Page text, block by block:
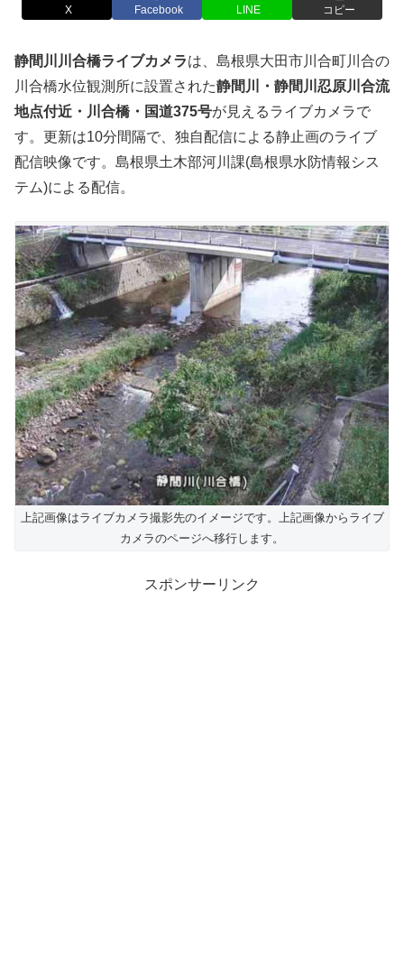
X Facebook LINE コピー
静間川川合橋ライブカメラは、島根県大田市川合町川合の
川合橋水位観測所に設置された静間川・静間川忍原川合流
地点付近・川合橋・国道375号が見えるライブカメラで
す。更新は10分間隔で、独自配信による静止画のライブ
配信映像です。島根県土木部河川課(島根県水防情報シス
テム)による配信。
上記画像はライブカメラ撮影先のイメージです。上記画像からライブ
カメラのページへ移行します。
スポンサーリンク